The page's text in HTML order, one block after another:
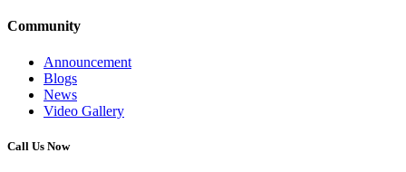
Community
Announcement
Blogs
News
Video Gallery
Call Us Now